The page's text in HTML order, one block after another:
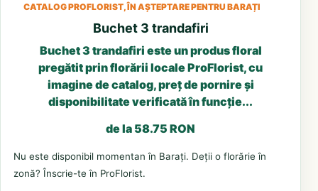
CATALOG PROFLORIST, ÎN AȘTEPTARE PENTRU BARAȚI
Buchet 3 trandafiri
Buchet 3 trandafiri este un produs floral
pregătit prin florării locale ProFlorist, cu
imagine de catalog, preț de pornire și
disponibilitate verificată în funcție...
de la 58.75 RON
Nu este disponibil momentan în Barați. Deții o florărie în
zonă? Înscrie-te în ProFlorist.